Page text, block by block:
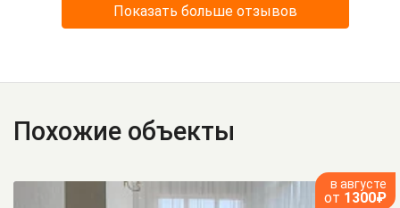
Показать больше отзывов
Похожие объекты
в августе
от 1300₽